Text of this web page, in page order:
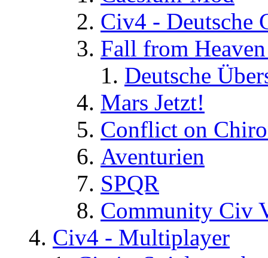
Civ4 - Deutsche
Fall from
Deutsche
Mars Jetzt!
Conflict on
Aventurien
SPQR
Community Civ
Civ4 - Multiplayer